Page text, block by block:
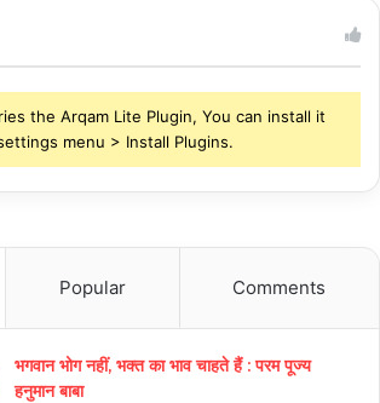
the Arqam Lite Plugin, You can install it
menu > Install Plugins.
Popular Comments
भगवान भोग नहीं, भक्त का भाव चाहते हैं : परम पूज्य
हनुमान बाबा